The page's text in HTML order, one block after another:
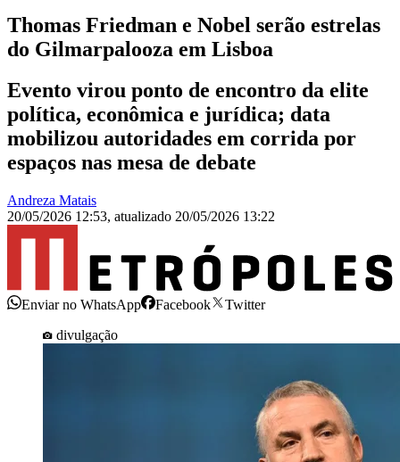
Thomas Friedman e Nobel serão estrelas
do Gilmarpalooza em Lisboa
Evento virou ponto de encontro da elite
política, econômica e jurídica; data
mobilizou autoridades em corrida por
espaços nas mesa de debate
Andreza Matais
20/05/2026 12:53, atualizado 20/05/2026 13:22
Enviar no WhatsApp Facebook
Twitter
divulgação